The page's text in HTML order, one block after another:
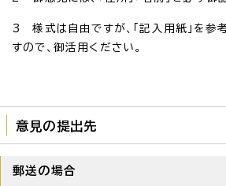
3 様式は自由ですが、「記入用紙」を参
すので、御活用ください。
意見の提出先
郵送の場合